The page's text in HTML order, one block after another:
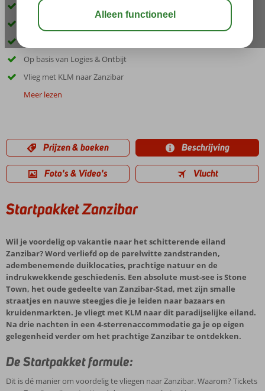
Voordelig naar Zanzibar? Dit is je kans!
Ideaal voor mensen met eigen verblijfplaats
Op basis van Logies & Ontbijt
Vlieg met KLM naar Zanzibar
Meer lezen
Prijzen & boeken Beschrijving
Foto's & Video's Vlucht
Startpakket Zanzibar
Wil je voordelig op vakantie naar het schitterende eiland
Zanzibar? Word verliefd op de parelwitte zandstranden,
adembenemende duiklocaties, prachtige natuur en de
indrukwekkende geschiedenis. Een absolute must-see is Stone
Town, het oude gedeelte van Zanzibar-Stad, met zijn smalle
straatjes en nauwe steegjes die je leiden naar bazaars en
kruidenmarkten. Je vliegt met KLM naar dit paradijselijke eiland.
Na drie nachten in een 4-sterrenaccommodatie ga je op eigen
gelegenheid verder om het prachtige Zanzibar te ontdekken.
De Startpakket formule:
Dit is dé manier om voordelig te vliegen naar Zanzibar. Waarom? Tickets